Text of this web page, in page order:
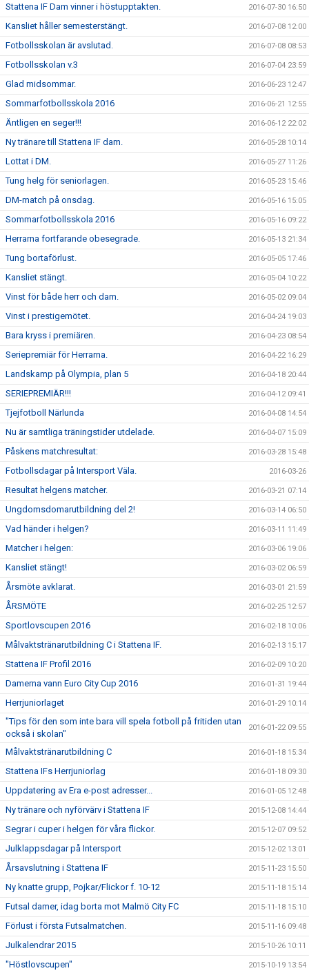
Stattena IF Dam vinner i höstupptakten. 2016-07-30 16:50
Kansliet håller semesterstängt. 2016-07-08 12:00
Fotbollsskolan är avslutad. 2016-07-08 08:53
Fotbollsskolan v.3 2016-07-04 23:59
Glad midsommar. 2016-06-23 12:47
Sommarfotbollsskola 2016 2016-06-21 12:55
Äntligen en seger!!! 2016-06-12 22:02
Ny tränare till Stattena IF dam. 2016-05-28 10:14
Lottat i DM. 2016-05-27 11:26
Tung helg för seniorlagen. 2016-05-23 15:46
DM-match på onsdag. 2016-05-16 15:05
Sommarfotbollsskola 2016 2016-05-16 09:22
Herrarna fortfarande obesegrade. 2016-05-13 21:34
Tung bortaförlust. 2016-05-05 17:46
Kansliet stängt. 2016-05-04 10:22
Vinst för både herr och dam. 2016-05-02 09:04
Vinst i prestigemötet. 2016-04-24 19:03
Bara kryss i premiären. 2016-04-23 08:54
Seriepremiär för Herrarna. 2016-04-22 16:29
Landskamp på Olympia, plan 5 2016-04-18 20:44
SERIEPREMIÄR!!! 2016-04-12 09:41
Tjejfotboll Närlunda 2016-04-08 14:54
Nu är samtliga träningstider utdelade. 2016-04-07 15:09
Påskens matchresultat: 2016-03-28 15:48
Fotbollsdagar på Intersport Väla. 2016-03-26
Resultat helgens matcher. 2016-03-21 07:14
Ungdomsdomarutbildning del 2! 2016-03-14 06:50
Vad händer i helgen? 2016-03-11 11:49
Matcher i helgen: 2016-03-06 19:06
Kansliet stängt! 2016-03-02 06:59
Årsmöte avklarat. 2016-03-01 21:59
ÅRSMÖTE 2016-02-25 12:57
Sportlovscupen 2016 2016-02-18 10:06
Målvaktstränarutbildning C i Stattena IF. 2016-02-13 15:17
Stattena IF Profil 2016 2016-02-09 10:20
Damerna vann Euro City Cup 2016 2016-01-31 19:44
Herrjuniorlaget 2016-01-29 10:14
"Tips för den som inte bara vill spela fotboll på fritiden utan
också i skolan"
2016-01-22 09:55
Målvaktstränarutbildning C 2016-01-18 15:34
Stattena IFs Herrjuniorlag 2016-01-18 09:30
Uppdatering av Era e-post adresser... 2016-01-05 12:48
Ny tränare och nyförvärv i Stattena IF 2015-12-08 14:44
Segrar i cuper i helgen för våra flickor. 2015-12-07 09:52
Julklappsdagar på Intersport 2015-12-02 13:01
Årsavslutning i Stattena IF 2015-11-23 15:50
Ny knatte grupp, Pojkar/Flickor f. 10-12 2015-11-18 15:14
Futsal damer, idag borta mot Malmö City FC 2015-11-18 15:10
Förlust i första Futsalmatchen. 2015-11-16 09:48
Julkalendrar 2015 2015-10-26 10:11
"Höstlovscupen" 2015-10-19 13:54